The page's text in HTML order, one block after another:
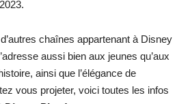
chaînes appartenant à Disney
aussi bien aux jeunes qu’aux
ainsi que l’élégance de
vous projeter, voici toutes les infos